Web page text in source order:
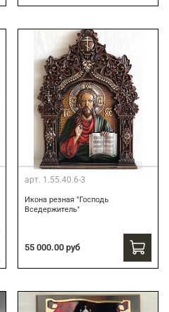
арт. 1.55.40.6-3
Икона резная "Господь
Вседержитель"
55 000.00 руб